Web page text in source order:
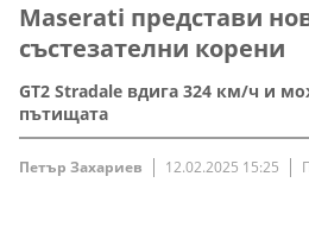
Maserati представи
състезателни корени
GT2 Stradale вдига 324 км/ч и
пътищата
Петър Захариев 12.02.2025 15:25